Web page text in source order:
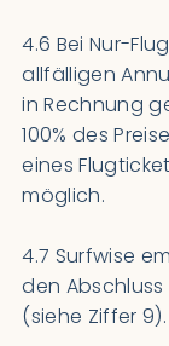
4.6 Bei Nur-
allfälligen
in Rechnung
100% des
eines
möglich.
4.7 Surfwise
den
(siehe Ziffer 9).